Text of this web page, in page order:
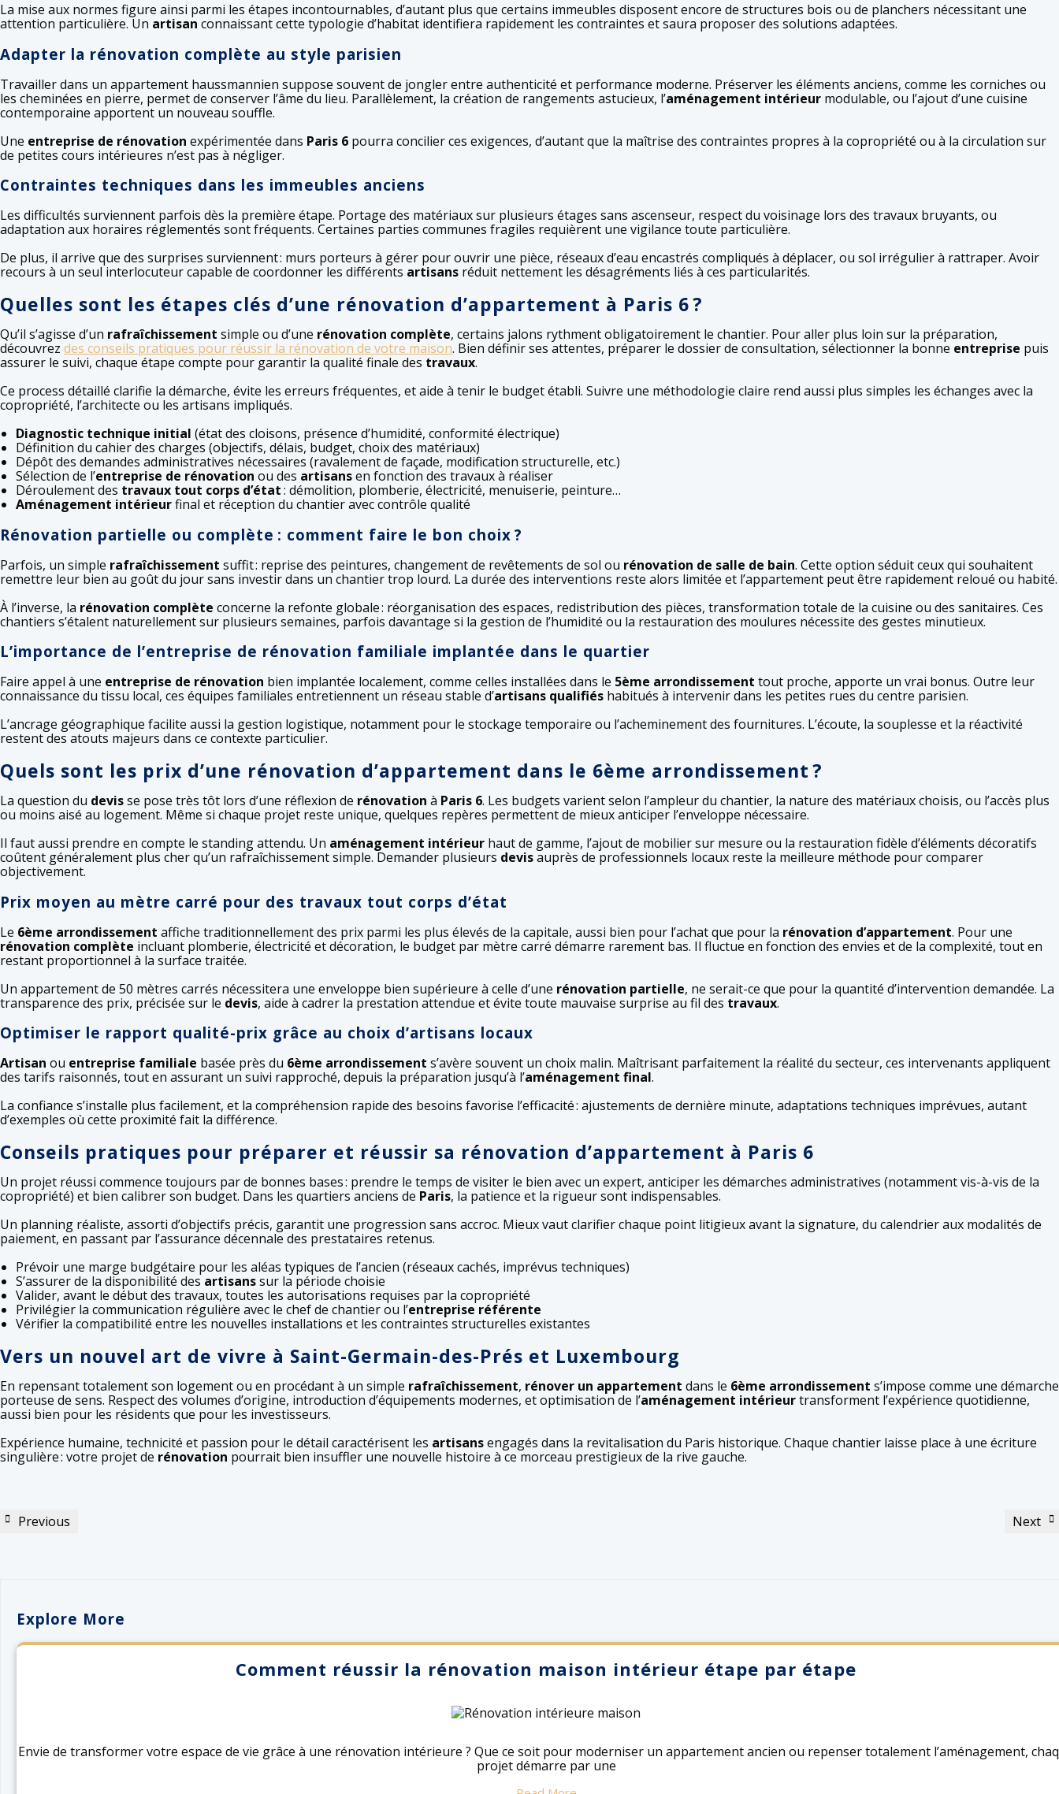
La mise aux normes figure ainsi parmi les étapes incontournables, d’autant plus que certains immeubles disposent encore de structures bois ou de planchers nécessitant une
attention particulière. Un artisan connaissant cette typologie d’habitat identifiera rapidement les contraintes et saura proposer des solutions adaptées.
Adapter la rénovation complète au style parisien
Travailler dans un appartement haussmannien suppose souvent de jongler entre authenticité et performance moderne. Préserver les éléments anciens, comme les corniches ou
les cheminées en pierre, permet de conserver l’âme du lieu. Parallèlement, la création de rangements astucieux, l’aménagement intérieur modulable, ou l’ajout d’une cuisine
contemporaine apportent un nouveau souffle.
Une entreprise de rénovation expérimentée dans Paris 6 pourra concilier ces exigences, d’autant que la maîtrise des contraintes propres à la copropriété ou à la circulation sur
de petites cours intérieures n’est pas à négliger.
Contraintes techniques dans les immeubles anciens
Les difficultés surviennent parfois dès la première étape. Portage des matériaux sur plusieurs étages sans ascenseur, respect du voisinage lors des travaux bruyants, ou
adaptation aux horaires réglementés sont fréquents. Certaines parties communes fragiles requièrent une vigilance toute particulière.
De plus, il arrive que des surprises surviennent : murs porteurs à gérer pour ouvrir une pièce, réseaux d’eau encastrés compliqués à déplacer, ou sol irrégulier à rattraper. Avoir
recours à un seul interlocuteur capable de coordonner les différents artisans réduit nettement les désagréments liés à ces particularités.
Quelles sont les étapes clés d’une rénovation d’appartement à Paris 6 ?
Qu’il s’agisse d’un rafraîchissement simple ou d’une rénovation complète, certains jalons rythment obligatoirement le chantier. Pour aller plus loin sur la préparation,
découvrez des conseils pratiques pour réussir la rénovation de votre maison. Bien définir ses attentes, préparer le dossier de consultation, sélectionner la bonne entreprise puis
assurer le suivi, chaque étape compte pour garantir la qualité finale des travaux.
Ce process détaillé clarifie la démarche, évite les erreurs fréquentes, et aide à tenir le budget établi. Suivre une méthodologie claire rend aussi plus simples les échanges avec la
copropriété, l’architecte ou les artisans impliqués.
Diagnostic technique initial (état des cloisons, présence d’humidité, conformité électrique)
Définition du cahier des charges (objectifs, délais, budget, choix des matériaux)
Dépôt des demandes administratives nécessaires (ravalement de façade, modification structurelle, etc.)
Sélection de l’entreprise de rénovation ou des artisansen fonction des travaux à réaliser
Déroulement des travaux tout corps d’état: démolition, plomberie, électricité, menuiserie, peinture…
Aménagement intérieurfinal et réception du chantier avec contrôle qualité
Rénovation partielle ou complète : comment faire le bon choix ?
Parfois, un simple rafraîchissement suffit : reprise des peintures, changement de revêtements de sol ou rénovation de salle de bain. Cette option séduit ceux qui souhaitent
remettre leur bien au goût du jour sans investir dans un chantier trop lourd. La durée des interventions reste alors limitée et l’appartement peut être rapidement reloué ou habité.
À l’inverse, la rénovation complète concerne la refonte globale : réorganisation des espaces, redistribution des pièces, transformation totale de la cuisine ou des sanitaires. Ces
chantiers s’étalent naturellement sur plusieurs semaines, parfois davantage si la gestion de l’humidité ou la restauration des moulures nécessite des gestes minutieux.
L’importance de l’entreprise de rénovation familiale implantée dans le quartier
Faire appel à une entreprise de rénovation bien implantée localement, comme celles installées dans le 5ème arrondissement tout proche, apporte un vrai bonus. Outre leur
connaissance du tissu local, ces équipes familiales entretiennent un réseau stable d’artisans qualifiés habitués à intervenir dans les petites rues du centre parisien.
L’ancrage géographique facilite aussi la gestion logistique, notamment pour le stockage temporaire ou l’acheminement des fournitures. L’écoute, la souplesse et la réactivité
restent des atouts majeurs dans ce contexte particulier.
Quels sont les prix d’une rénovation d’appartement dans le 6ème arrondissement ?
La question du devisse pose très tôt lors d’une réflexion de rénovation à Paris 6. Les budgets varient selon l’ampleur du chantier, la nature des matériaux choisis, ou l’accès plus
ou moins aisé au logement. Même si chaque projet reste unique, quelques repères permettent de mieux anticiper l’enveloppe nécessaire.
Il faut aussi prendre en compte le standing attendu. Un aménagement intérieur haut de gamme, l’ajout de mobilier sur mesure ou la restauration fidèle d’éléments décoratifs
coûtent généralement plus cher qu’un rafraîchissement simple. Demander plusieurs devisauprès de professionnels locaux reste la meilleure méthode pour comparer
objectivement.
Prix moyen au mètre carré pour des travaux tout corps d’état
Le 6ème arrondissement affiche traditionnellement des prix parmi les plus élevés de la capitale, aussi bien pour l’achat que pour la rénovation d’appartement. Pour une
rénovation complète incluant plomberie, électricité et décoration, le budget par mètre carré démarre rarement bas. Il fluctue en fonction des envies et de la complexité, tout en
restant proportionnel à la surface traitée.
Un appartement de 50 mètres carrés nécessitera une enveloppe bien supérieure à celle d’une rénovation partielle, ne serait-ce que pour la quantité d’intervention demandée. La
transparence des prix, précisée sur le devis, aide à cadrer la prestation attendue et évite toute mauvaise surprise au fil des travaux.
Optimiser le rapport qualité-prix grâce au choix d’artisans locaux
Artisan ou entreprise familiale basée près du 6ème arrondissement s’avère souvent un choix malin. Maîtrisant parfaitement la réalité du secteur, ces intervenants appliquent
des tarifs raisonnés, tout en assurant un suivi rapproché, depuis la préparation jusqu’à l’aménagement final.
La confiance s’installe plus facilement, et la compréhension rapide des besoins favorise l’efficacité : ajustements de dernière minute, adaptations techniques imprévues, autant
d’exemples où cette proximité fait la différence.
Conseils pratiques pour préparer et réussir sa rénovation d’appartement à Paris 6
Un projet réussi commence toujours par de bonnes bases : prendre le temps de visiter le bien avec un expert, anticiper les démarches administratives (notamment vis-à-vis de la
copropriété) et bien calibrer son budget. Dans les quartiers anciens de Paris, la patience et la rigueur sont indispensables.
Un planning réaliste, assorti d’objectifs précis, garantit une progression sans accroc. Mieux vaut clarifier chaque point litigieux avant la signature, du calendrier aux modalités de
paiement, en passant par l’assurance décennale des prestataires retenus.
Prévoir une marge budgétaire pour les aléas typiques de l’ancien (réseaux cachés, imprévus techniques)
S’assurer de la disponibilité des artisanssur la période choisie
Valider, avant le début des travaux, toutes les autorisations requises par la copropriété
Privilégier la communication régulière avec le chef de chantier ou l’entreprise référente
Vérifier la compatibilité entre les nouvelles installations et les contraintes structurelles existantes
Vers un nouvel art de vivre à Saint-Germain-des-Prés et Luxembourg
En repensant totalement son logement ou en procédant à un simple rafraîchissement, rénover un appartement dans le 6ème arrondissement s’impose comme une démarche
porteuse de sens. Respect des volumes d’origine, introduction d’équipements modernes, et optimisation de l’aménagement intérieurtransforment l’expérience quotidienne,
aussi bien pour les résidents que pour les investisseurs.
Expérience humaine, technicité et passion pour le détail caractérisent les artisansengagés dans la revitalisation du Paris historique. Chaque chantier laisse place à une écriture
singulière : votre projet de rénovation pourrait bien insuffler une nouvelle histoire à ce morceau prestigieux de la rive gauche.
Previous Next
Explore More
Comment réussir la rénovation maison intérieur étape par étape
Envie de transformer votre espace de vie grâce à une rénovation intérieure ? Que ce soit pour moderniser un appartement ancien ou repenser totalement l’aménagement,
projet démarre par une